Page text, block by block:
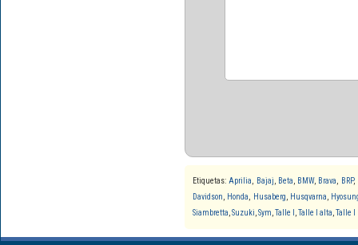
Etiquetas: Aprilia Bajaj Beta BMW, Brava BRP,
Davidson
Honda Husaberg Husqvarna
Siambretta Suzuki Sym Talle l Talle l alta Talle l